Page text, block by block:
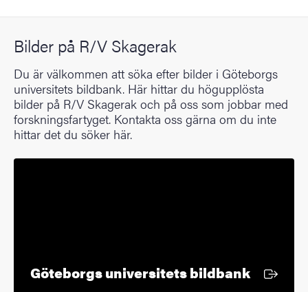
Bilder på R/V Skagerak
Du är välkommen att söka efter bilder i Göteborgs
universitets bildbank. Här hittar du högupplösta
bilder på R/V Skagerak och på oss som jobbar med
forskningsfartyget. Kontakta oss gärna om du inte
hittar det du söker här.
Göteborgs universitets bildbankExtern